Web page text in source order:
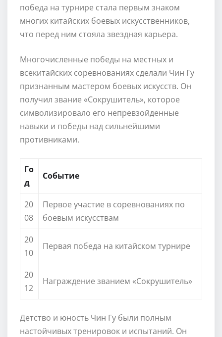
победа на турнире стала первым знаком
многих китайских боевых искусственников,
что перед ним стояла звездная карьера.
Многочисленные победы на местных и
всекитайских соревнованиях сделали Чин Гу
признанным мастером боевых искусств. Он
получил звание «Сокрушитель», которое
символизировало его непревзойденные
навыки и победы над сильнейшими
противниками.
Го
д
Событие
20
08
Первое участие в соревнованиях по
боевым искусствам
20
10
Первая победа на китайском турнире
20
12
Награждение званием «Сокрушитель»
Детство и юность Чин Гу были полным
настойчивых тренировок и испытаний. Он